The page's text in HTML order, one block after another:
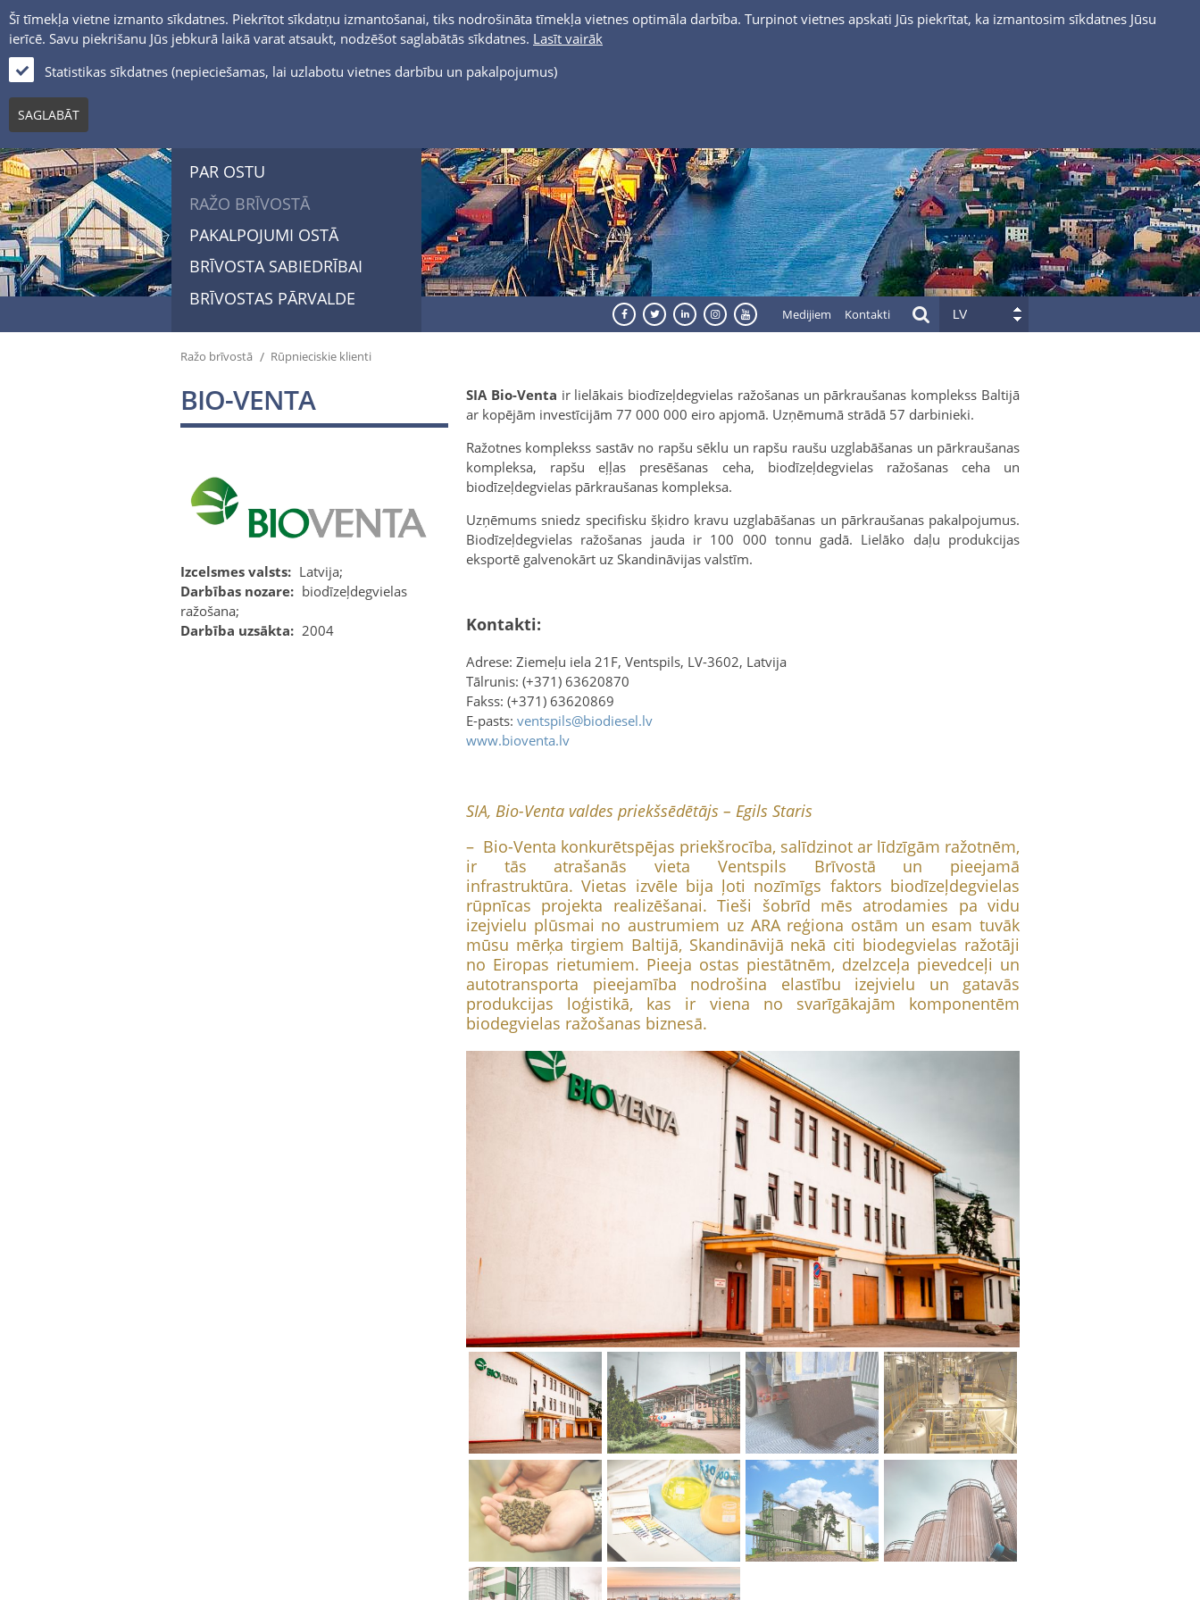
Šī tīmekļa vietne izmanto sīkdatnes. Piekrītot sīkdatņu izmantošanai, tiks nodrošināta tīmekļa vietnes optimāla darbība. Turpinot vietnes apskati Jūs piekrītat, ka izmantosim sīkdatnes Jūsu
ierīcē. Savu piekrišanu Jūs jebkurā laikā varat atsaukt, nodzēšot saglabātās sīkdatnes. Lasīt vairāk
Statistikas sīkdatnes (nepieciešamas, lai uzlabotu vietnes darbību un pakalpojumus)
SAGLABĀT
PAR OSTU
RAŽO BRĪVOSTĀ
PAKALPOJUMI OSTĀ
BRĪVOSTA SABIEDRĪBAI
BRĪVOSTAS PĀRVALDE
Medijiem Kontakti LV
Ražo brīvostā / Rūpnieciskie klienti
BIO-VENTA
Izcelsmes valsts: Latvija;
Darbības nozare: biodīzeļdegvielas
ražošana;
Darbība uzsākta: 2004
SIA Bio-Venta ir lielākais biodīzeļdegvielas ražošanas un pārkraušanas komplekss Baltijā
ar kopējām investīcijām 77 000 000 eiro apjomā. Uzņēmumā strādā 57 darbinieki.
Ražotnes komplekss sastāv no rapšu sēklu un rapšu raušu uzglabāšanas un pārkraušanas
kompleksa, rapšu eļļas presēšanas ceha, biodīzeļdegvielas ražošanas ceha un
biodīzeļdegvielas pārkraušanas kompleksa.
Uzņēmums sniedz specifisku šķidro kravu uzglabāšanas un pārkraušanas pakalpojumus.
Biodīzeļdegvielas ražošanas jauda ir 100 000 tonnu gadā. Lielāko daļu produkcijas
eksportē galvenokārt uz Skandināvijas valstīm.
Kontakti:
Adrese: Ziemeļu iela 21F, Ventspils, LV-3602, Latvija
Tālrunis: (+371) 63620870
Fakss: (+371) 63620869
E-pasts: ventspils@biodiesel.lv
www.bioventa.lv
SIA, Bio-Venta valdes priekšsēdētājs – Egils Staris
– Bio-Venta konkurētspējas priekšrocība, salīdzinot ar līdzīgām ražotnēm,
ir tās atrašanās vieta Ventspils Brīvostā un pieejamā
infrastruktūra. Vietas izvēle bija ļoti nozīmīgs faktors biodīzeļdegvielas
rūpnīcas projekta realizēšanai. Tieši šobrīd mēs atrodamies pa vidu
izejvielu plūsmai no austrumiem uz ARA reģiona ostām un esam tuvāk
mūsu mērķa tirgiem Baltijā, Skandināvijā nekā citi biodegvielas ražotāji
no Eiropas rietumiem. Pieeja ostas piestātnēm, dzelzceļa pievedceļi un
autotransporta pieejamība nodrošina elastību izejvielu un gatavās
produkcijas loģistikā, kas ir viena no svarīgākajām komponentēm
biodegvielas ražošanas biznesā.